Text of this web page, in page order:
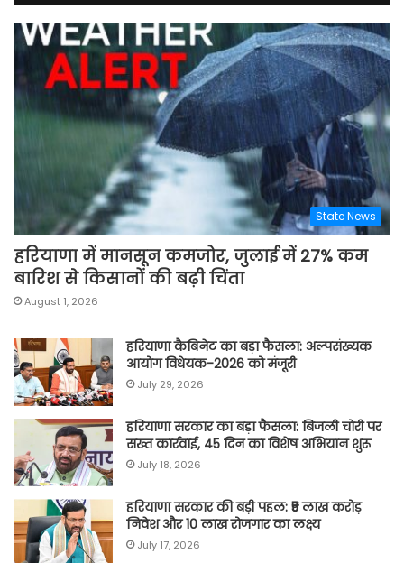
State News
हरियाणा में मानसून कमजोर, जुलाई में 27% कम
बारिश से किसानों की बढ़ी चिंता
August 1, 2026
हरियाणा कैबिनेट का बड़ा फैसला: अल्पसंख्यक
आयोग विधेयक-2026 को मंजूरी
July 29, 2026
हरियाणा सरकार का बड़ा फैसला: बिजली चोरी पर
सख्त कार्रवाई, 45 दिन का विशेष अभियान शुरू
July 18, 2026
हरियाणा सरकार की बड़ी पहल: ₹5 लाख करोड़
निवेश और 10 लाख रोजगार का लक्ष्य
July 17, 2026